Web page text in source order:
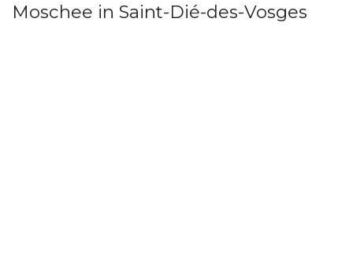
Moschee in Saint-Dié-des-Vosges